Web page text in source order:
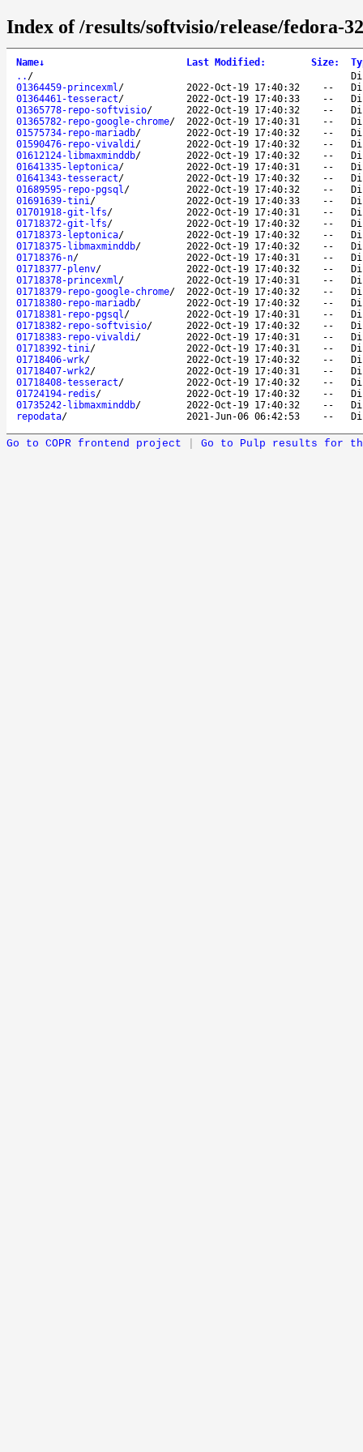
Index of /results/softvisio/release/fedora-
Name↓ Last Modified : Size:
.. /
01364459-princexml/ 2022-Oct-19 17:40:32 --
01364461-tesseract/ 2022-Oct-19 17:40:33 --
01365778-repo-softvisio/ 2022-Oct-19 17:40:32 --
01365782-repo-google-chrome/ 2022-Oct-19 17:40:31 --
01575734-repo-mariadb/ 2022-Oct-19 17:40:32 --
01590476-repo-vivaldi/ 2022-Oct-19 17:40:32 --
01612124-libmaxminddb/ 2022-Oct-19 17:40:32 --
01641335-leptonica/ 2022-Oct-19 17:40:31 --
01641343-tesseract/ 2022-Oct-19 17:40:32 --
01689595-repo-pgsql/ 2022-Oct-19 17:40:32 --
01691639-tini/ 2022-Oct-19 17:40:33 --
01701918-git-lfs/ 2022-Oct-19 17:40:31 --
01718372-git-lfs/ 2022-Oct-19 17:40:32 --
01718373-leptonica/ 2022-Oct-19 17:40:32 --
01718375-libmaxminddb/ 2022-Oct-19 17:40:32 --
01718376-n/ 2022-Oct-19 17:40:31 --
01718377-plenv/ 2022-Oct-19 17:40:32 --
01718378-princexml/ 2022-Oct-19 17:40:31 --
01718379-repo-google-chrome/ 2022-Oct-19 17:40:32 --
01718380-repo-mariadb/ 2022-Oct-19 17:40:32 --
01718381-repo-pgsql/ 2022-Oct-19 17:40:31 --
01718382-repo-softvisio/ 2022-Oct-19 17:40:32 --
01718383-repo-vivaldi/ 2022-Oct-19 17:40:31 --
01718392-tini/ 2022-Oct-19 17:40:31 --
01718406-wrk/ 2022-Oct-19 17:40:32 --
01718407-wrk2/ 2022-Oct-19 17:40:31 --
01718408-tesseract/ 2022-Oct-19 17:40:32 --
01724194-redis/ 2022-Oct-19 17:40:32 --
01735242-libmaxminddb/ 2022-Oct-19 17:40:32 --
repodata/ 2021-Jun-06 06:42:53 --
Go to COPR frontend project Go to Pulp results for